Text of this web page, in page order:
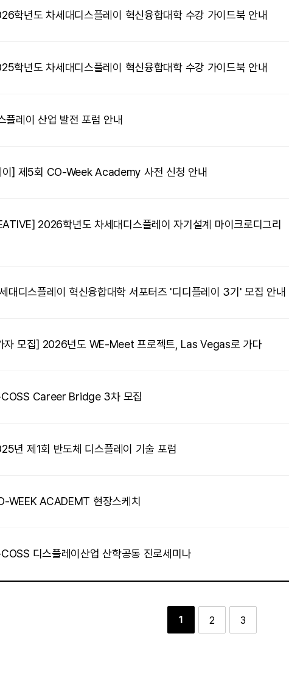
학년도 차세대디스플레이 혁신융합대학 수강 가이드북 안내
학년도 차세대디스플레이 혁신융합대학 수강 가이드북 안내
플레이 산업 발전 포럼 안내
이] 제5회 CO-Week Academy 사전 신청 안내
2026학년도 차세대디스플레이 자기설계 마이크로디그리
대디스플레이 혁신융합대학 서포터즈 '디디플레이 3기' 모집 안내
자 모집] 2026년도 WE-Meet 프로젝트, Las Vegas로 가다
Career Bridge 3차 모집
년 제1회 반도체 디스플레이 기술 포럼
WEEK ACADEMT 현장스케치
디스플레이산업 산학공동 진로세미나
1 2 3